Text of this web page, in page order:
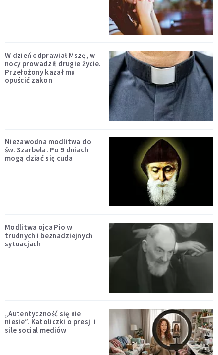
W dzień odprawiał Mszę, w
nocy prowadził drugie życie.
Przełożony kazał mu
opuścić zakon
Niezawodna modlitwa do
św. Szarbela. Po 9 dniach
mogą dziać się cuda
Modlitwa ojca Pio w
trudnych i beznadziejnych
sytuacjach
„Autentyczność się nie
niesie”. Katoliczki o presji i
sile social mediów